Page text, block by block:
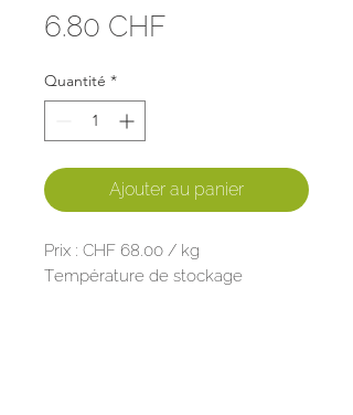
6.80 CHFPrix
Quantité *
Ajouter au panier
Prix : CHF 68.00 / kg
Température de stockage